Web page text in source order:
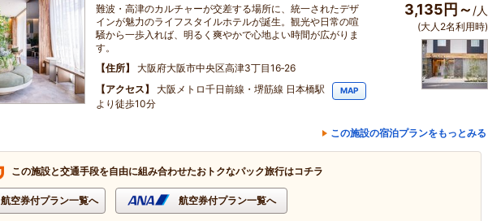
難波・高津のカルチャーが交差する場所に、統一されたデザ
インが魅力のライフスタイルホテルが誕生。観光や日常の喧
騒から一歩入れば、明るく爽やかで心地よい時間が広がりま
す。
住所
大阪府大阪市中央区高津3丁目16‐26
アクセス
大阪メトロ千日前線・堺筋線 日本橋駅
より徒歩10分
MAP
3,135円～ /人
(大人2名利用時)
この施設の宿泊プランをもっとみる
この施設と交通手段を自由に組み合わせたおトクなパック旅行はコチラ
航空券付プラン一覧へ 航空券付プラン一覧へ